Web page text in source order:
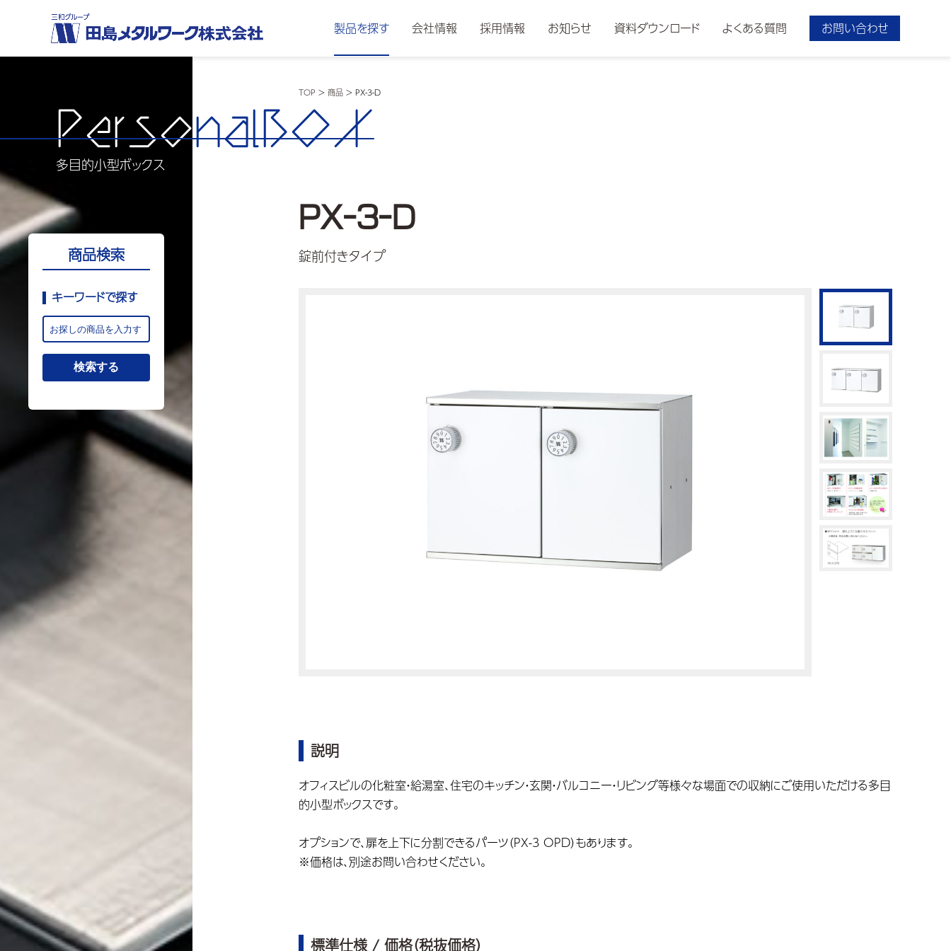
製品を探す 会社情報 採用情報 お知らせ 資料ダウンロード よくある質問 お問い合わせ
商品検索
キーワードで探す
TOP > 商品 > PX-3-D
PersonalBOX
多目的小型ボックス
PX-3-D
錠前付きタイプ
説明
オフィスビルの化粧室・給湯室、住宅のキッチン・玄関・バルコニー・リビング等様々な場面での収納にご使用いただける多目
的小型ボックスです。
オプションで、扉を上下に分割できるパーツ（PX-3 OPD）もあります。
※価格は、別途お問い合わせください。
標準仕様 / 価格（税抜価格）